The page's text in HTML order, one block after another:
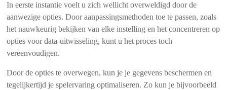
In eerste instantie voelt u zich wellicht overweldigd door de
aanwezige opties. Door aanpassingsmethoden toe te passen, zoals
het nauwkeurig bekijken van elke instelling en het concentreren op
opties voor data-uitwisseling, kunt u het proces toch
vereenvoudigen.
Door de opties te overwegen, kun je je gegevens beschermen en
tegelijkertijd je spelervaring optimaliseren. Zo kun je bijvoorbeeld